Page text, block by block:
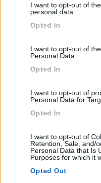
not limited to your visit or
grant or deny consent to
use your data for below
I want to opt-out of
personal data.
Opted In
I want to opt-out of
Personal Data.
Opted In
I want to opt-out of
Personal Data for
Opted In
I want to opt-out of
Retention, Sale, and/
Personal Data that Is
Purposes for which it
Opted Out
Flair und Berghotel